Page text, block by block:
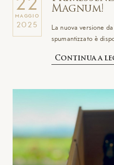
22
MAGGIO
2025
Magnum!
La nuova versione
spumantizzato è
Continua a